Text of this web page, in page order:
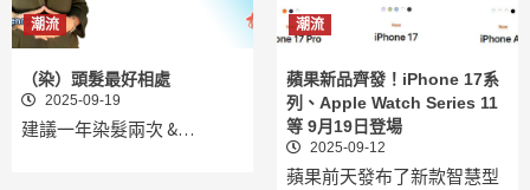
潮流
（染）頭髮最好相處
2025-09-19
建議一年染髮兩次 &…
潮流
蘋果新品齊發！iPhone 17系
列、Apple Watch Series 11
等 9月19日登場
2025-09-12
蘋果前天發布了新款智慧型